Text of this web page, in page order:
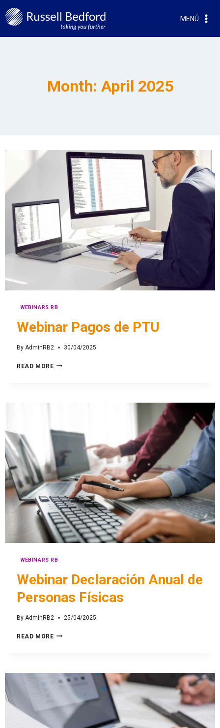
MENÚ
Month: April 2025
WEBINARS RB
Webinar Pagos de PTU
By AdminRB2 30/04/2025
READ MORE
WEBINARS RB
Webinar Declaración Anual de
Personas Físicas
By AdminRB2 25/04/2025
READ MORE